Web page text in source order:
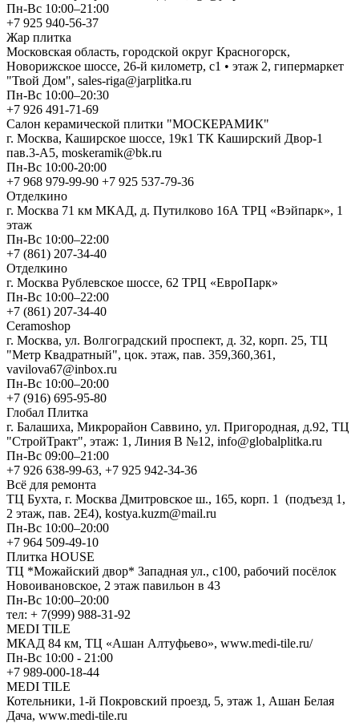
Пн-Вс 10:00–21:00
+7 925 940-56-37
Жар плитка
Московская область, городской округ Красногорск,
Новорижское шоссе, 26-й километр, с1 • этаж 2, гипермаркет
"Твой Дом", sales-riga@jarplitka.ru
Пн-Вс 10:00–20:30
+7 926 491-71-69
Салон керамической плитки "МОСКЕРАМИК"
г. Москва, Каширское шоссе, 19к1 ТК Каширский Двор-1
пав.3-А5, moskeramik@bk.ru
Пн-Вс 10:00-20:00
+7 968 979-99-90 +7 925 537-79-36
Отделкино
г. Москва 71 км МКАД, д. Путилково 16А ТРЦ «Вэйпарк», 1
этаж
Пн-Вс 10:00–22:00
+7 (861) 207-34-40
Отделкино
г. Москва Рублевское шоссе, 62 ТРЦ «ЕвроПарк»
Пн-Вс 10:00–22:00
+7 (861) 207-34-40
Ceramoshop
г. Москва, ул. Волгоградский проспект, д. 32, корп. 25, ТЦ
"Метр Квадратный", цок. этаж, пав. 359,360,361,
vavilova67@inbox.ru
Пн-Вс 10:00–20:00
+7 (916) 695-95-80
Глобал Плитка
г. Балашиха, Микрорайон Саввино, ул. Пригородная, д.92, ТЦ
"СтройТракт", этаж: 1, Линия В №12, info@globalplitka.ru
Пн-Вс 09:00–21:00
+7 926 638-99-63, +7 925 942-34-36
Всё для ремонта
ТЦ Бухта, г. Москва Дмитровское ш., 165, корп. 1 (подъезд 1,
2 этаж, пав. 2Е4), kostya.kuzm@mail.ru
Пн-Вс 10:00–20:00
+7 964 509-49-10
Плитка HOUSE
ТЦ *Можайский двор* Западная ул., с100, рабочий посёлок
Новоивановское, 2 этаж павильон в 43
Пн-Вс 10:00–20:00
тел: + 7(999) 988-31-92
MEDI TILE
МКАД 84 км, ТЦ «Ашан Алтуфьево», www.medi-tile.ru/
Пн-Вс 10:00 - 21:00
+7 989-000-18-44
MEDI TILE
Котельники, 1-й Покровский проезд, 5, этаж 1, Ашан Белая
Дача, www.medi-tile.ru